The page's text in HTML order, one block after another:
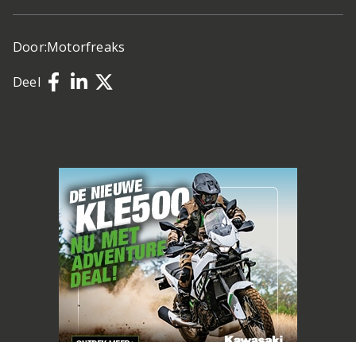
Door:Motorfreaks
Deel